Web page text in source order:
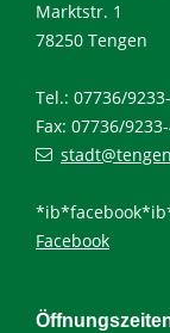
Marktstr. 1
78250 Tengen
Tel.: 07736/
Fax: 07736/
Facebook